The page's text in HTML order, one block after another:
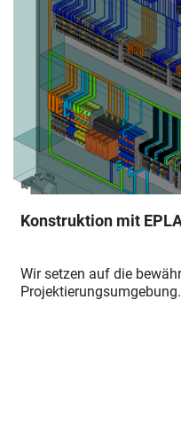
Konstruktion mit
Wir setzen auf die
Projektierungsumgebung.